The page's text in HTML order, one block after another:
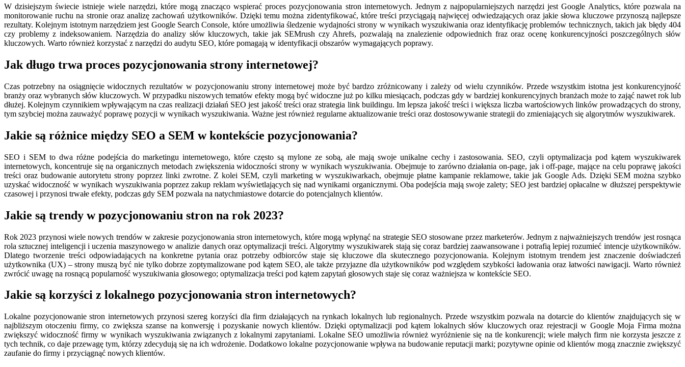
W dzisiejszym świecie istnieje wiele narzędzi, które mogą znacząco wspierać proces pozycjonowania stron internetowych. Jednym z najpopularniejszych narzędzi jest Google Analytics, które pozwala na
monitorowanie ruchu na stronie oraz analizę zachowań użytkowników. Dzięki temu można zidentyfikować, które treści przyciągają najwięcej odwiedzających oraz jakie słowa kluczowe przynoszą najlepsze
rezultaty. Kolejnym istotnym narzędziem jest Google Search Console, które umożliwia śledzenie wydajności strony w wynikach wyszukiwania oraz identyfikację problemów technicznych, takich jak błędy 404
czy problemy z indeksowaniem. Narzędzia do analizy słów kluczowych, takie jak SEMrush czy Ahrefs, pozwalają na znalezienie odpowiednich fraz oraz ocenę konkurencyjności poszczególnych słów
kluczowych. Warto również korzystać z narzędzi do audytu SEO, które pomagają w identyfikacji obszarów wymagających poprawy.
Jak długo trwa proces pozycjonowania strony internetowej?
Czas potrzebny na osiągnięcie widocznych rezultatów w pozycjonowaniu strony internetowej może być bardzo zróżnicowany i zależy od wielu czynników. Przede wszystkim istotna jest konkurencyjność
branży oraz wybranych słów kluczowych. W przypadku niszowych tematów efekty mogą być widoczne już po kilku miesiącach, podczas gdy w bardziej konkurencyjnych branżach może to zająć nawet rok lub
dłużej. Kolejnym czynnikiem wpływającym na czas realizacji działań SEO jest jakość treści oraz strategia link buildingu. Im lepsza jakość treści i większa liczba wartościowych linków prowadzących do strony,
tym szybciej można zauważyć poprawę pozycji w wynikach wyszukiwania. Ważne jest również regularne aktualizowanie treści oraz dostosowywanie strategii do zmieniających się algorytmów wyszukiwarek.
Jakie są różnice między SEO a SEM w kontekście pozycjonowania?
SEO i SEM to dwa różne podejścia do marketingu internetowego, które często są mylone ze sobą, ale mają swoje unikalne cechy i zastosowania. SEO, czyli optymalizacja pod kątem wyszukiwarek
internetowych, koncentruje się na organicznych metodach zwiększenia widoczności strony w wynikach wyszukiwania. Obejmuje to zarówno działania on-page, jak i off-page, mające na celu poprawę jakości
treści oraz budowanie autorytetu strony poprzez linki zwrotne. Z kolei SEM, czyli marketing w wyszukiwarkach, obejmuje płatne kampanie reklamowe, takie jak Google Ads. Dzięki SEM można szybko
uzyskać widoczność w wynikach wyszukiwania poprzez zakup reklam wyświetlających się nad wynikami organicznymi. Oba podejścia mają swoje zalety; SEO jest bardziej opłacalne w dłuższej perspektywie
czasowej i przynosi trwałe efekty, podczas gdy SEM pozwala na natychmiastowe dotarcie do potencjalnych klientów.
Jakie są trendy w pozycjonowaniu stron na rok 2023?
Rok 2023 przynosi wiele nowych trendów w zakresie pozycjonowania stron internetowych, które mogą wpłynąć na strategie SEO stosowane przez marketerów. Jednym z najważniejszych trendów jest rosnąca
rola sztucznej inteligencji i uczenia maszynowego w analizie danych oraz optymalizacji treści. Algorytmy wyszukiwarek stają się coraz bardziej zaawansowane i potrafią lepiej rozumieć intencje użytkowników.
Dlatego tworzenie treści odpowiadających na konkretne pytania oraz potrzeby odbiorców staje się kluczowe dla skutecznego pozycjonowania. Kolejnym istotnym trendem jest znaczenie doświadczeń
użytkownika (UX) – strony muszą być nie tylko dobrze zoptymalizowane pod kątem SEO, ale także przyjazne dla użytkowników pod względem szybkości ładowania oraz łatwości nawigacji. Warto również
zwrócić uwagę na rosnącą popularność wyszukiwania głosowego; optymalizacja treści pod kątem zapytań głosowych staje się coraz ważniejsza w kontekście SEO.
Jakie są korzyści z lokalnego pozycjonowania stron internetowych?
Lokalne pozycjonowanie stron internetowych przynosi szereg korzyści dla firm działających na rynkach lokalnych lub regionalnych. Przede wszystkim pozwala na dotarcie do klientów znajdujących się w
najbliższym otoczeniu firmy, co zwiększa szanse na konwersję i pozyskanie nowych klientów. Dzięki optymalizacji pod kątem lokalnych słów kluczowych oraz rejestracji w Google Moja Firma można
zwiększyć widoczność firmy w wynikach wyszukiwania związanych z lokalnymi zapytaniami. Lokalne SEO umożliwia również wyróżnienie się na tle konkurencji; wiele małych firm nie korzysta jeszcze z
tych technik, co daje przewagę tym, którzy zdecydują się na ich wdrożenie. Dodatkowo lokalne pozycjonowanie wpływa na budowanie reputacji marki; pozytywne opinie od klientów mogą znacznie zwiększyć
zaufanie do firmy i przyciągnąć nowych klientów.